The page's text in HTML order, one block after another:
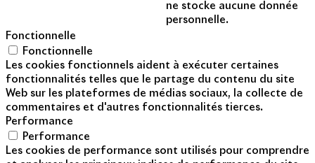
ne stocke aucune donnée
personnelle.
Fonctionnelle
Fonctionnelle
Les cookies fonctionnels aident à exécuter certaines
fonctionnalités telles que le partage du contenu du site
Web sur les plateformes de médias sociaux, la collecte de
commentaires et d'autres fonctionnalités tierces.
Performance
Performance
Les cookies de performance sont utilisés pour comprendre